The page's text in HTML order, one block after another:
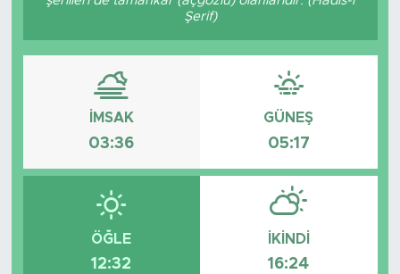
Şerif)
İMSAK
03:36
GÜNEŞ
05:17
ÖĞLE
12:32
İKINDI
16:24
Resmi İlanlar
Söyleşi
Foto Şaka
Teknoloji
Politika